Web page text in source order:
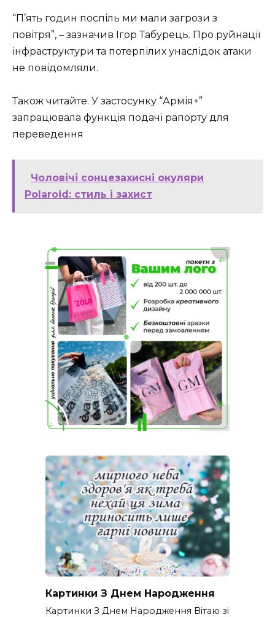
“П’ять годин поспіль ми мали загрози з
повітря”, – зазначив Ігор Табурець. Про руйнації
інфраструктури та потерпілих унаслідок атаки
не повідомляли.
Також читайте. У застосунку “Армія+”
запрацювала функція подачі рапорту для
переведення
Чоловічі сонцезахисні окуляри
Polaroid: стиль і захист
Картинки З Днем Народження
Картинки З Днем Народження Вітаю зі